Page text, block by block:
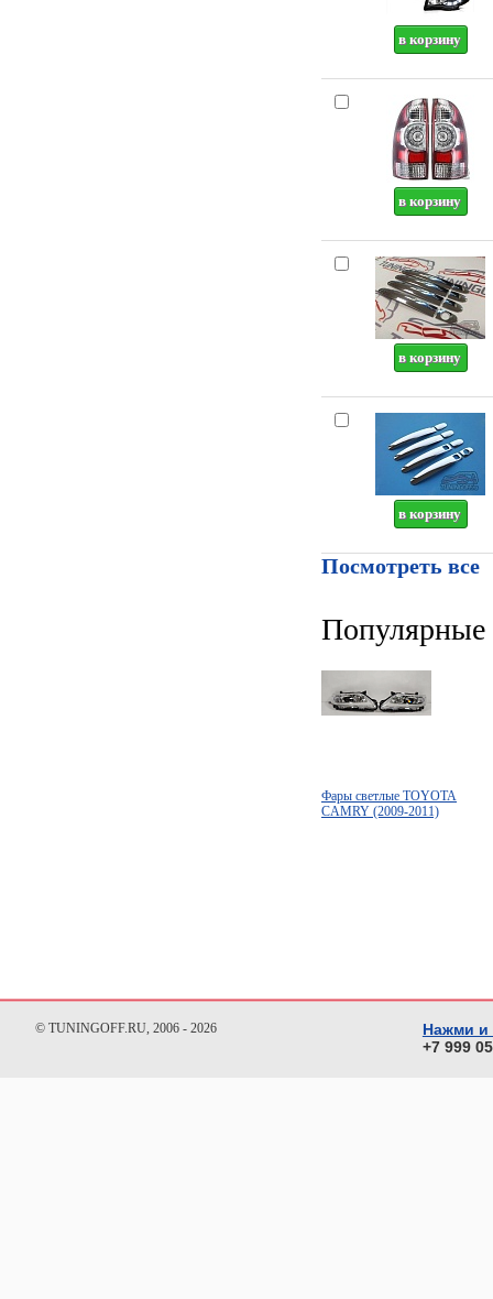
Посмотреть все
Популярные
Фары светлые TOYOTA
CAMRY (2009-2011)
© TUNINGOFF.RU, 2006 - 2026
Нажми и
+7 999